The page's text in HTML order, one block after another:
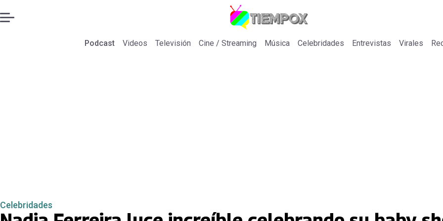
Podcast Videos Televisión Cine / Streaming Música Celebridades Entrevistas Virales
Celebridades